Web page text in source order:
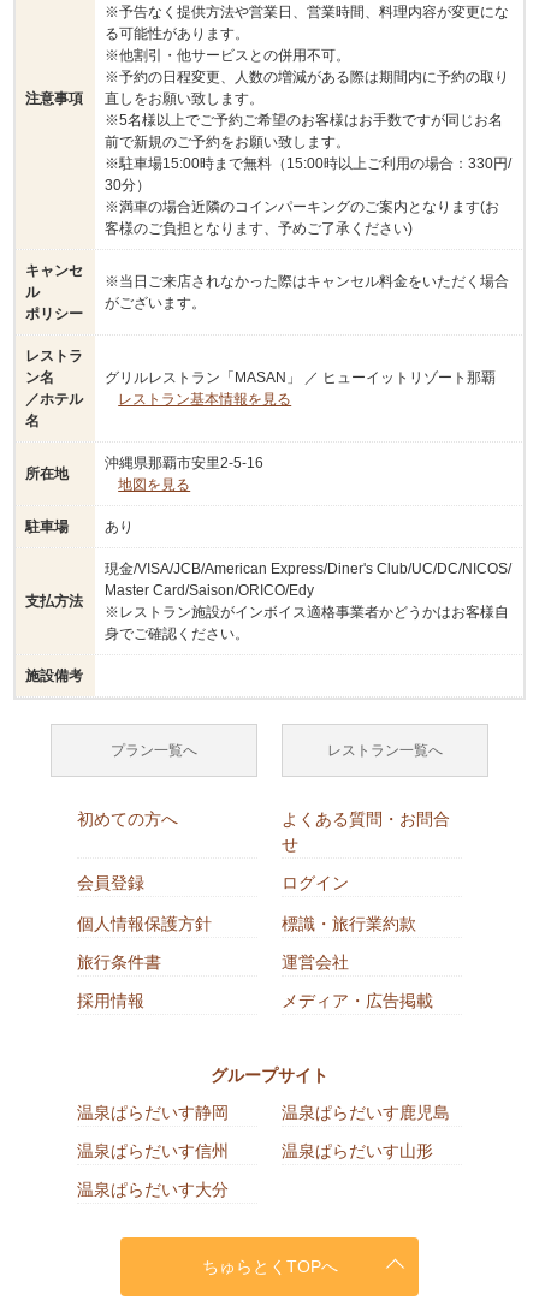
注意事項
※予告なく提供方法や営業日、営業時間、料理内容が変更にな
る可能性があります。
※他割引・他サービスとの併用不可。
※予約の日程変更、人数の増減がある際は期間内に予約の取り
直しをお願い致します。
※5名様以上でご予約ご希望のお客様はお手数ですが同じお名
前で新規のご予約をお願い致します。
※駐車場15:00時まで無料（15:00時以上ご利用の場合：330円/
30分）
※満車の場合近隣のコインパーキングのご案内となります(お
客様のご負担となります、予めご了承ください)
キャンセ
ル
ポリシー
※当日ご来店されなかった際はキャンセル料金をいただく場合
がございます。
レストラ
ン名
／ホテル
名
グリルレストラン「MASAN」 ／ ヒューイットリゾート那覇
レストラン基本情報を見る
所在地
沖縄県那覇市安里2-5-16
地図を見る
駐車場 あり
支払方法
現金/VISA/JCB/American Express/Diner's Club/UC/DC/NICOS/
Master Card/Saison/ORICO/Edy
※レストラン施設がインボイス適格事業者かどうかはお客様自
身でご確認ください。
施設備考
プラン一覧へ レストラン一覧へ
初めての方へ
よくある質問・お問合
せ
会員登録
ログイン
個人情報保護方針
標識・旅行業約款
旅行条件書
運営会社
採用情報
メディア・広告掲載
グループサイト
温泉ぱらだいす静岡
温泉ぱらだいす鹿児島
温泉ぱらだいす信州
温泉ぱらだいす山形
温泉ぱらだいす大分
ちゅらとくTOPへ